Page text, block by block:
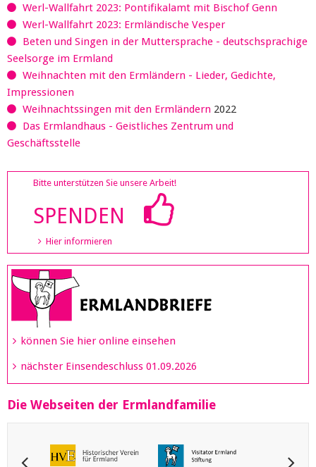
Werl-Wallfahrt 2023: Pontifikalamt mit Bischof Genn
Werl-Wallfahrt 2023: Ermländische Vesper
Beten und Singen in der Muttersprache - deutschsprachige
Seelsorge im Ermland
Weihnachten mit den Ermländern - Lieder, Gedichte,
Impressionen
Weihnachtssingen mit den Ermländern 2022
Das Ermlandhaus - Geistliches Zentrum und
Geschäftsstelle
Bitte unterstützen Sie unsere Arbeit!
SPENDEN
Hier informieren
können Sie hier online einsehen
nächster Einsendeschluss 01.09.2026
Die Webseiten der Ermlandfamilie